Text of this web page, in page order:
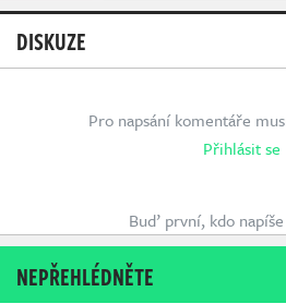
DISKUZE
Pro napsání komentáře
Přihlásit se
Buď první, kdo
NEPŘEHLÉDNĚTE